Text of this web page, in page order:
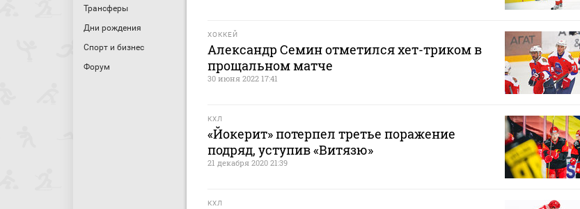
Трансферы
Дни рождения
Спорт и бизнес
Форум
ХОККЕЙ
Александр Семин отметился хет-триком в
прощальном матче
30 июня 2022 17:41
КХЛ
«Йокерит» потерпел третье поражение
подряд, уступив «Витязю»
21 декабря 2020 21:39
КХЛ